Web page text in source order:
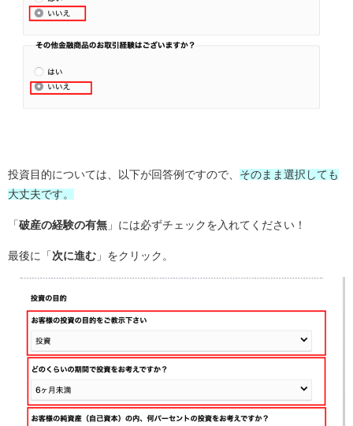
投資目的については、以下が回答例ですので、 そのまま選択しても
大丈夫です。
「破産の経験の有無 」には必ずチェックを入れてください！
最後に「次に進む 」をクリック。